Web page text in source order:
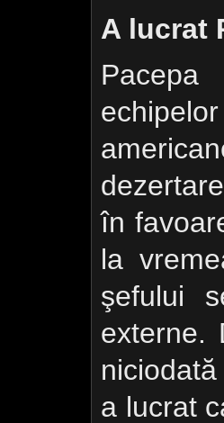
A lucrat
în
la
şefului
externe.
a lucrat